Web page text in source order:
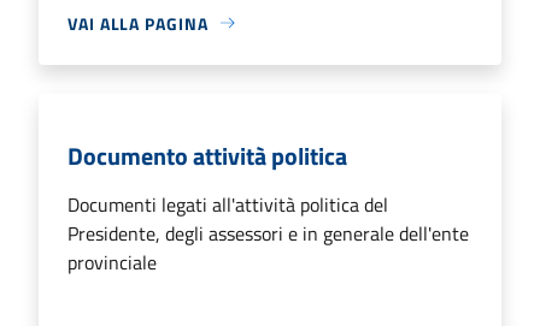
VAI ALLA PAGINA
Documento attività politica
Documenti legati all'attività politica del
Presidente, degli assessori e in generale dell'ente
provinciale